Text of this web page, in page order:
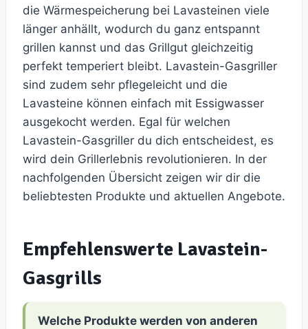
die Wärmespeicherung bei Lavasteinen viele
länger anhällt, wodurch du ganz entspannt
grillen kannst und das Grillgut gleichzeitig
perfekt temperiert bleibt. Lavastein-Gasgriller
sind zudem sehr pflegeleicht und die
Lavasteine können einfach mit Essigwasser
ausgekocht werden. Egal für welchen
Lavastein-Gasgriller du dich entscheidest, es
wird dein Grillerlebnis revolutionieren. In der
nachfolgenden Übersicht zeigen wir dir die
beliebtesten Produkte und aktuellen Angebote.
Empfehlenswerte Lavastein-
Gasgrills
Welche Produkte werden von anderen